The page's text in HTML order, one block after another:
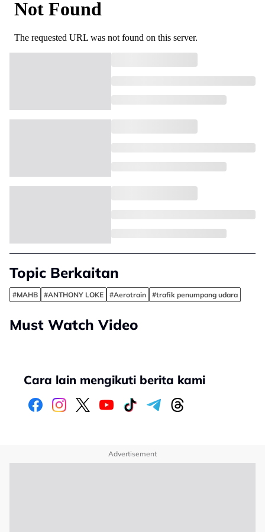
Topic Berkaitan
#MAHB #ANTHONY LOKE #Aerotrain #trafik penumpang udara
Must Watch Video
Cara lain mengikuti berita kami
Advertisement